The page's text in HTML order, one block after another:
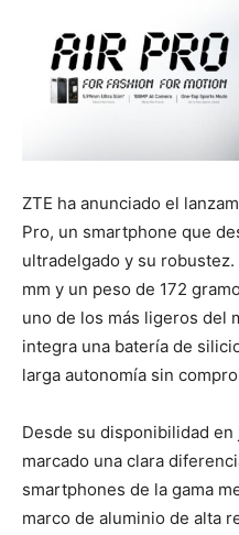
ZTE ha anunciado el
Pro, un smartphone que
ultradelgado y su
mm y un peso de 172
uno de los más ligeros del
integra una batería de
larga autonomía sin
Desde su disponibilidad
marcado una clara
smartphones de la gama
marco de aluminio de alta